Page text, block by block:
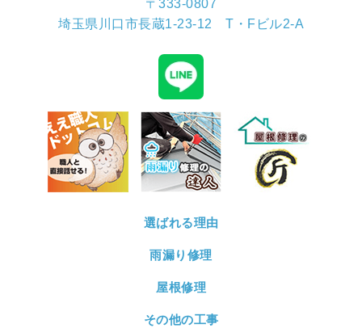
〒333-0807
埼玉県川口市長蔵1-23-12 T・Fビル2-A
選ばれる理由
雨漏り修理
屋根修理
その他の工事